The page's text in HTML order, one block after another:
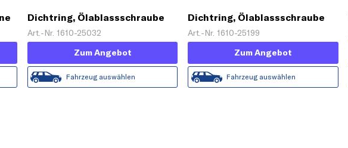
Dichtring, Ölablassschraube
Art.-Nr. 1610-25032
Zum Angebot
Fahrzeug auswählen
Dichtring, Ölablassschraube
Art.-Nr. 1610-25199
Zum Angebot
Fahrzeug auswählen